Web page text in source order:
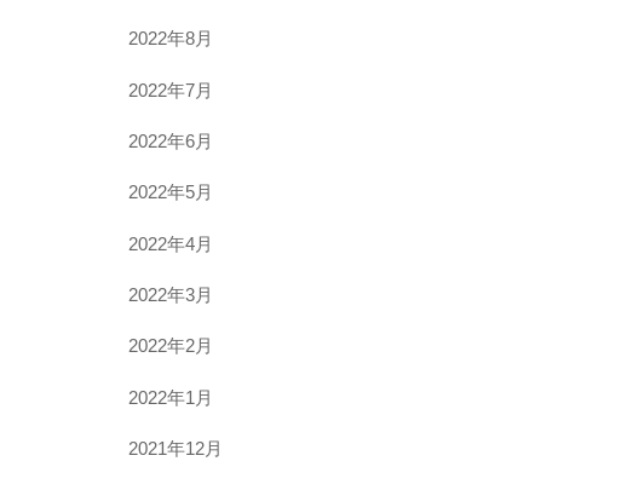
2022年8月
2022年7月
2022年6月
2022年5月
2022年4月
2022年3月
2022年2月
2022年1月
2021年12月